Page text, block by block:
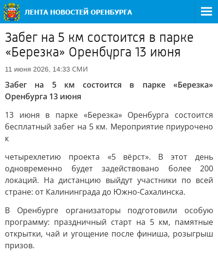
Забег на 5 км состоится в парке
«Березка» Оренбурга 13 июня
11 июня 2026, 14:33 СМИ
Забег на 5 км состоится в парке «Березка»
Оренбурга 13 июня
13 июня в парке «Березка» Оренбурга состоится
бесплатный забег на 5 км. Мероприятие приурочено
к
четырехлетию проекта «5 вёрст». В этот день
одновременно будет задействовано более 200
локаций. На дистанцию выйдут участники по всей
стране: от Калининграда до Южно-Сахалинска.
В Оренбурге организаторы подготовили особую
программу: праздничный старт на 5 км, памятные
открытки, чай и угощение после финиша, розыгрыш
призов.